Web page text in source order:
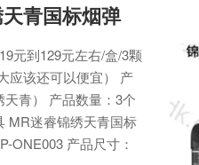
青国标烟弹
元到129元左右/盒/3颗
应该还可以便宜） 产
青） 产品数量：3个
MR迷睿锦绣天青国标
ONE003 产品尺寸：